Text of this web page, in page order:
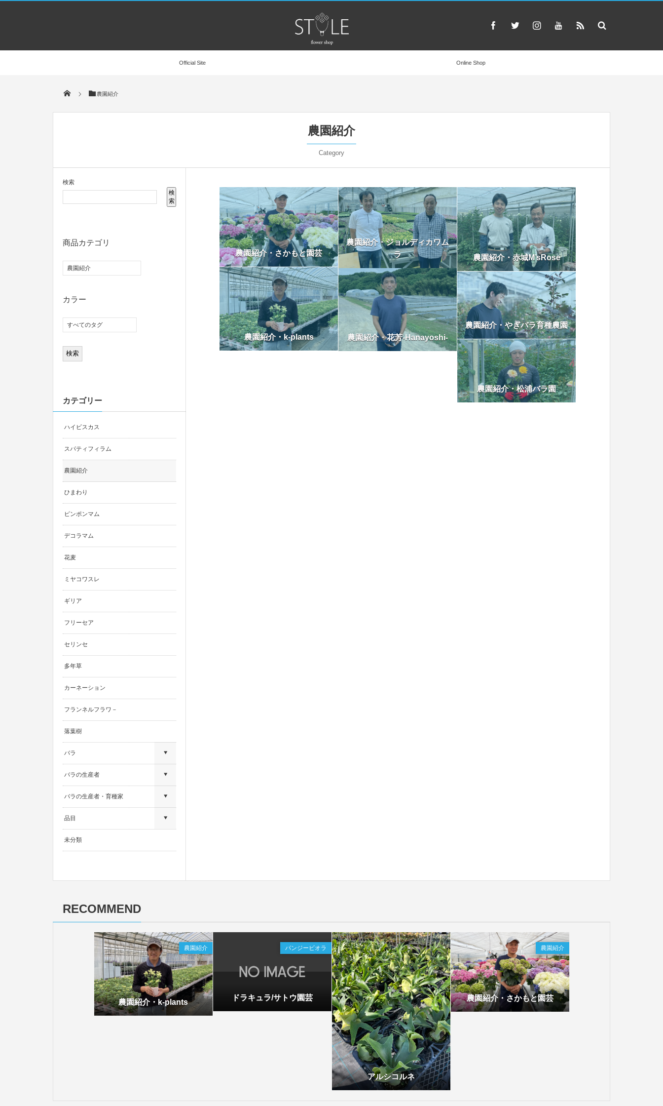
Official Site Online Shop
農園紹介
農園紹介
Category
農園紹介・さかもと園芸
農園紹介・ジョルディカワム
ラ
農園紹介・赤城M’sRose
農園紹介・k-plants 農園紹介・花芳-Hanayoshi-
農園紹介・やぎバラ育種農園
農園紹介・松浦バラ園
検索
検
索
商品カテゴリ
カラー
カテゴリー
ハイビスカス
スパティフィラム
農園紹介
ひまわり
ピンポンマム
デコラマム
花麦
ミヤコワスレ
ギリア
フリーセア
セリンセ
多年草
カーネーション
フランネルフラワ－
落葉樹
バラ
バラの生産者
バラの生産者・育種家
品目
未分類
RECOMMEND
農園紹介・k-plants
農園紹介
ドラキュラ/サトウ園芸
パンジービオラ
アルシコルネ
農園紹介・さかもと園芸
農園紹介